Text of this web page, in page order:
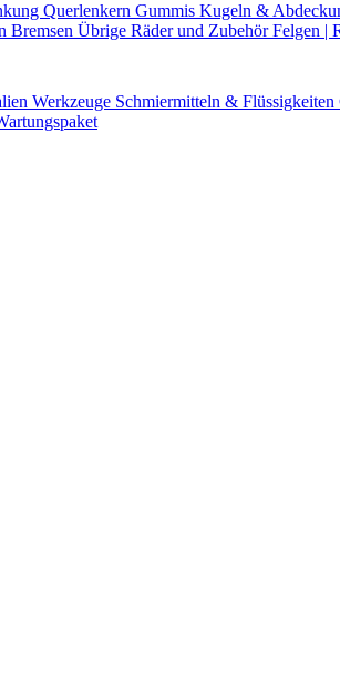
Querlenkern Gummis Kugeln &
Bremsen Übrige Räder und ZubehörFelgen |
Werkzeuge Schmiermitteln & Flüssigkeiten